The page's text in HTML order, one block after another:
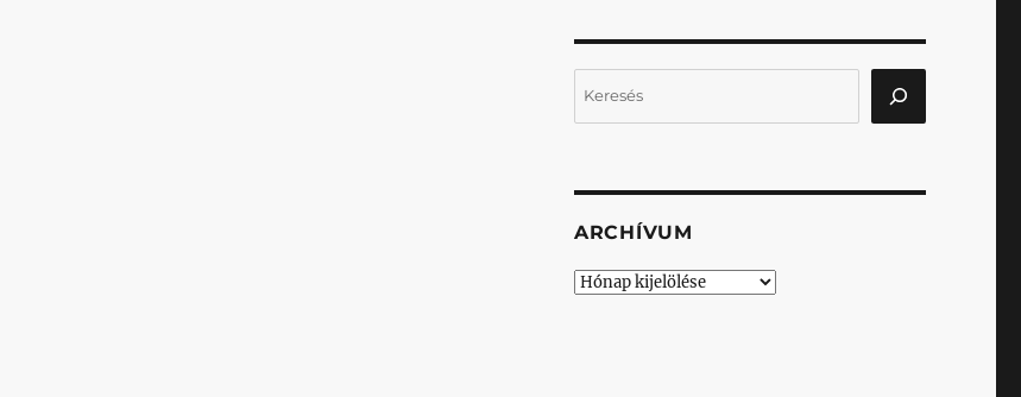
ARCHÍVUM
Archívum